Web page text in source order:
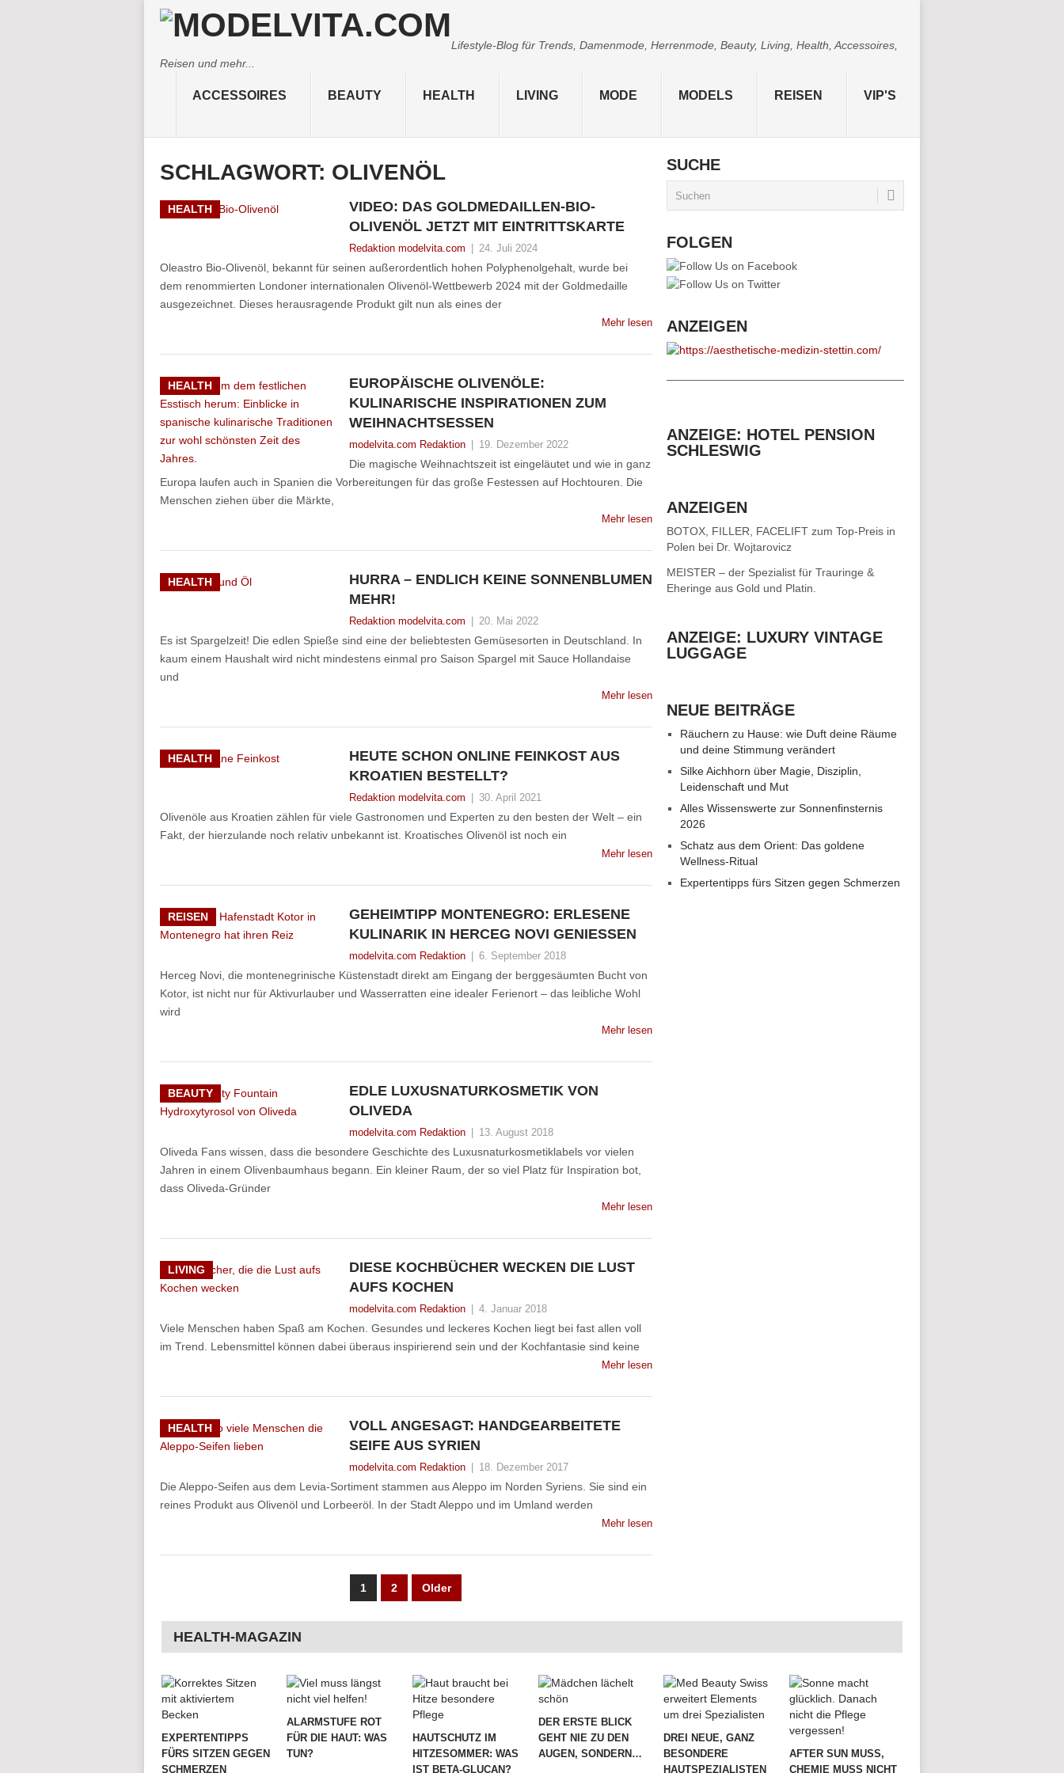
Lifestyle-Blog für Trends, Damenmode, Herrenmode, Beauty, Living, Health, Accessoires,
Reisen und mehr...
ACCESSOIRES BEAUTY HEALTH LIVING MODE MODELS REISEN VIP'S
SCHLAGWORT: OLIVENÖL
HEALTH
VIDEO: DAS GOLDMEDAILLEN-BIO-
OLIVENÖL JETZT MIT EINTRITTSKARTE
Redaktion modelvita.com 24. Juli 2024
Oleastro Bio-Olivenöl, bekannt für seinen außerordentlich hohen Polyphenolgehalt, wurde bei
dem renommierten Londoner internationalen Olivenöl-Wettbewerb 2024 mit der Goldmedaille
ausgezeichnet. Dieses herausragende Produkt gilt nun als eines der
Mehr lesen
HEALTH
EUROPÄISCHE OLIVENÖLE:
KULINARISCHE INSPIRATIONEN ZUM
WEIHNACHTSESSEN
modelvita.com Redaktion 19. Dezember 2022
Die magische Weihnachtszeit ist eingeläutet und wie in ganz
Europa laufen auch in Spanien die Vorbereitungen für das große Festessen auf Hochtouren. Die
Menschen ziehen über die Märkte,
Mehr lesen
HEALTH
HURRA – ENDLICH KEINE SONNENBLUMEN
MEHR!
Redaktion modelvita.com 20. Mai 2022
Es ist Spargelzeit! Die edlen Spieße sind eine der beliebtesten Gemüsesorten in Deutschland. In
kaum einem Haushalt wird nicht mindestens einmal pro Saison Spargel mit Sauce Hollandaise
und
Mehr lesen
HEALTH
HEUTE SCHON ONLINE FEINKOST AUS
KROATIEN BESTELLT?
Redaktion modelvita.com 30. April 2021
Olivenöle aus Kroatien zählen für viele Gastronomen und Experten zu den besten der Welt – ein
Fakt, der hierzulande noch relativ unbekannt ist. Kroatisches Olivenöl ist noch ein
Mehr lesen
REISEN
GEHEIMTIPP MONTENEGRO: ERLESENE
KULINARIK IN HERCEG NOVI GENIESSEN
modelvita.com Redaktion 6. September 2018
Herceg Novi, die montenegrinische Küstenstadt direkt am Eingang der berggesäumten Bucht von
Kotor, ist nicht nur für Aktivurlauber und Wasserratten eine idealer Ferienort – das leibliche Wohl
wird
Mehr lesen
BEAUTY
EDLE LUXUSNATURKOSMETIK VON
OLIVEDA
modelvita.com Redaktion 13. August 2018
Oliveda Fans wissen, dass die besondere Geschichte des Luxusnaturkosmetiklabels vor vielen
Jahren in einem Olivenbaumhaus begann. Ein kleiner Raum, der so viel Platz für Inspiration bot,
dass Oliveda-Gründer
Mehr lesen
LIVING
DIESE KOCHBÜCHER WECKEN DIE LUST
AUFS KOCHEN
modelvita.com Redaktion 4. Januar 2018
Viele Menschen haben Spaß am Kochen. Gesundes und leckeres Kochen liegt bei fast allen voll
im Trend. Lebensmittel können dabei überaus inspirierend sein und der Kochfantasie sind keine
Mehr lesen
HEALTH
VOLL ANGESAGT: HANDGEARBEITETE
SEIFE AUS SYRIEN
modelvita.com Redaktion 18. Dezember 2017
Die Aleppo-Seifen aus dem Levia-Sortiment stammen aus Aleppo im Norden Syriens. Sie sind ein
reines Produkt aus Olivenöl und Lorbeeröl. In der Stadt Aleppo und im Umland werden
Mehr lesen
SEITENNUMMERIERUNG
BEITRÄGE
1 2 Older
SUCHE
FOLGEN
ANZEIGEN
ANZEIGE: HOTEL PENSION
SCHLESWIG
ANZEIGEN
BOTOX, FILLER, FACELIFT zum Top-Preis in
Polen bei Dr. Wojtarovicz
MEISTER – der Spezialist für Trauringe &
Eheringe aus Gold und Platin.
ANZEIGE: LUXURY VINTAGE
LUGGAGE
NEUE BEITRÄGE
Räuchern zu Hause: wie Duft deine Räume
und deine Stimmung verändert
Silke Aichhorn über Magie, Disziplin,
Leidenschaft und Mut
Alles Wissenswerte zur Sonnenfinsternis
2026
Schatz aus dem Orient: Das goldene
Wellness-Ritual
Expertentipps fürs Sitzen gegen Schmerzen
HEALTH-MAGAZIN
EXPERTENTIPPS
FÜRS SITZEN GEGEN
SCHMERZEN
ALARMSTUFE ROT
FÜR DIE HAUT: WAS
TUN?
HAUTSCHUTZ IM
HITZESOMMER: WAS
IST BETA-GLUCAN?
DER ERSTE BLICK
GEHT NIE ZU DEN
AUGEN, SONDERN…
DREI NEUE, GANZ
BESONDERE
HAUTSPEZIALISTEN
AFTER SUN MUSS,
CHEMIE MUSS NICHT